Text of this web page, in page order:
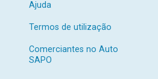
Ajuda
Termos de utilização
Comerciantes no Auto
SAPO